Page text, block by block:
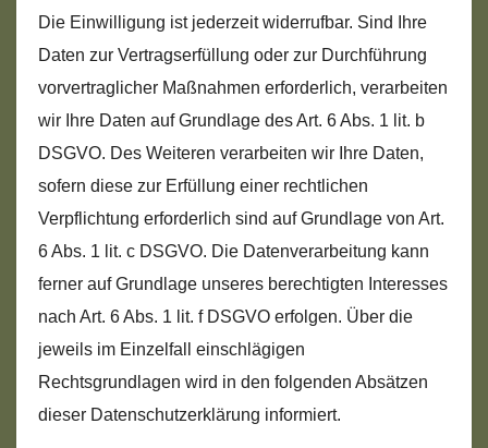
Die Einwilligung ist jederzeit widerrufbar. Sind Ihre
Daten zur Vertragserfüllung oder zur Durchführung
vorvertraglicher Maßnahmen erforderlich, verarbeiten
wir Ihre Daten auf Grundlage des Art. 6 Abs. 1 lit. b
DSGVO. Des Weiteren verarbeiten wir Ihre Daten,
sofern diese zur Erfüllung einer rechtlichen
Verpflichtung erforderlich sind auf Grundlage von Art.
6 Abs. 1 lit. c DSGVO. Die Datenverarbeitung kann
ferner auf Grundlage unseres berechtigten Interesses
nach Art. 6 Abs. 1 lit. f DSGVO erfolgen. Über die
jeweils im Einzelfall einschlägigen
Rechtsgrundlagen wird in den folgenden Absätzen
dieser Datenschutzerklärung informiert.